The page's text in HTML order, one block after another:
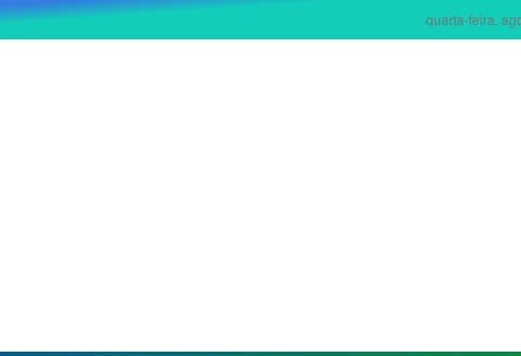
quarta-feira,